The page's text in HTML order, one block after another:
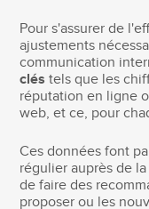
Pour s'assurer de
ajustements
communication
clés tels que les
réputation en ligne
web, et ce, pour
Ces données font
régulier auprès de
de faire des
proposer ou les